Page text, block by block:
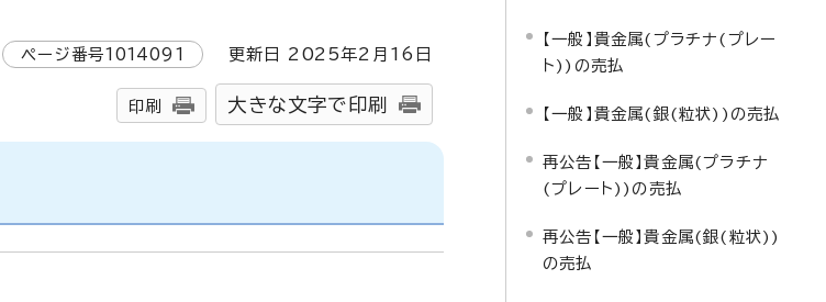
ページ番号1014091 更新日 2025年2月 16 日
印刷 大きな文字で印刷
【一般】貴金属(プラチナ(プレー
ト))の売払
【一般】貴金属(銀(粒状))の売払
再公告【一般】貴金属(プラチナ
(プレート))の売払
再公告【一般】貴金属(銀(粒状))
の売払